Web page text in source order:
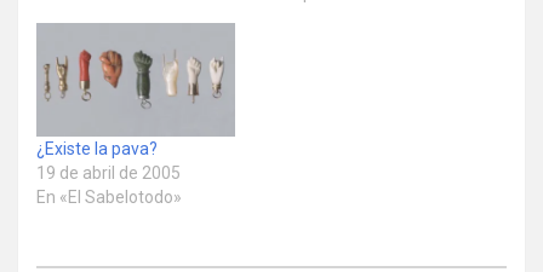
¿Existe la pava?
19 de abril de 2005
En «El Sabelotodo»